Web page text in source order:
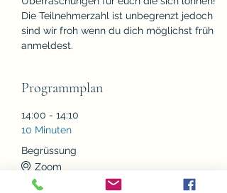
Die Teilnehmerzahl ist unbegrenzt jedoch
sind wir froh wenn du dich möglichst früh
anmeldest.
Programmplan
14:00 - 14:10
10 Minuten
Begrüssung
Zoom